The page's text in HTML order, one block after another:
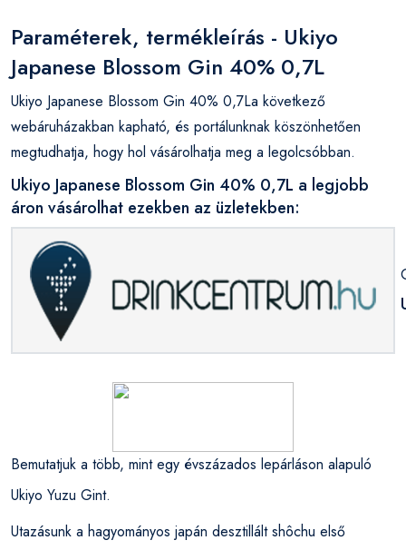
Paraméterek, termékleírás - Ukiyo
Japanese Blossom Gin 40% 0,7L
Ukiyo Japanese Blossom Gin 40% 0,7La következő
webáruházakban kapható, és portálunknak köszönhetően
megtudhatja, hogy hol vásárolhatja meg a legolcsóbban.
Ukiyo Japanese Blossom Gin 40% 0,7L a legjobb
áron vásárolhat ezekben az üzletekben:
Bemutatjuk a több, mint egy évszázados lepárláson alapuló
Ukiyo Yuzu Gint.
Utazásunk a hagyományos japán desztillált shôchu első